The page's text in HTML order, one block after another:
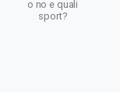
o no e quali
sport?